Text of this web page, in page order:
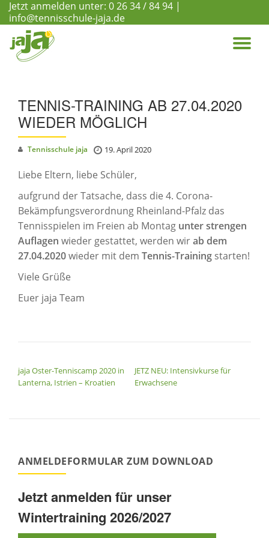
content
Jetzt anmelden unter: 0 26 34 / 84 94 |
info@tennisschule-jaja.de
TENNIS-TRAINING AB 27.04.2020
WIEDER MÖGLICH
Tennisschule jaja 19. April 2020
Liebe Eltern, liebe Schüler,
aufgrund der Tatsache, dass die 4. Corona-
Bekämpfungsverordnung Rheinland-Pfalz das
Tennisspielen im Freien ab Montag unter strengen
Auflagen wieder gestattet, werden wirab dem
27.04.2020wieder mit dem Tennis-Training starten!
Viele Grüße
Euer jaja Team
jaja Oster-Tenniscamp 2020 in
Lanterna, Istrien – Kroatien
JETZ NEU: Intensivkurse für
Erwachsene
ANMELDEFORMULAR ZUM DOWNLOAD
Jetzt anmelden für unser
Wintertraining 2026/2027